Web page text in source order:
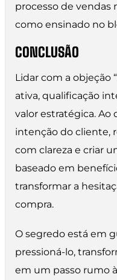
processo de vendas
como ensinado no
CONCLUSÃO
Lidar com a objeção
ativa, qualificação
valor estratégica. Ao
intenção do cliente,
com clareza e criar
baseado em
transformar a
compra.
O segredo está em
pressioná-lo,
em um passo rumo